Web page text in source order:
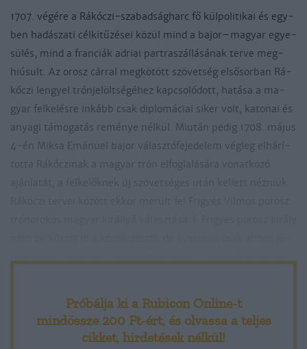
1707. vé­gé­re a Rá­kó­czi-sza­bad­ság­harc fő kül­po­li­ti­kai és egy­
ben ha­dá­sza­ti cél­ki­tű­zé­sei kö­zül mind a ba­jor–ma­gyar egye­
sü­lés, mind a fran­ciák ad­riai part­ra­szál­lá­sá­nak ter­ve meg­
hiú­sult. Az orosz cár­ral meg­kö­tött szö­vet­ség el­ső­sor­ban Rá­
kó­czi lengyel trón­je­lölt­sé­gé­hez kap­cso­ló­dott, ha­tá­sa a ma­
gyar fel­ke­lés­re in­kább csak dip­lo­má­ciai si­ker volt, ka­to­nai és
anya­gi tá­mo­ga­tás re­mé­nye nél­kül. Miu­tán pe­dig 1708. má­jus
4-én Mik­sa Emá­nuel ba­jor vá­lasz­tó­fe­je­de­lem vég­leg el­há­rí­
tot­ta Rá­kó­czi­nak a ma­gyar trón el­fog­la­lá­sá­ra vo­nat­ko­zó
tud­na hoz­zá­juk. A po­rosz csa­pa­tok­kal kiegé­szü­lő ku­ruc se­reg
élén azután Fri­gyes Vil­mos Szi­lé­ziá­ból Ma­gyaror­szág­ra vo­
Próbálja ki a Rubicon Online-t
mindössze 200 Ft-ért, és olvassa a teljes
cikket, hirdetések nélkül!